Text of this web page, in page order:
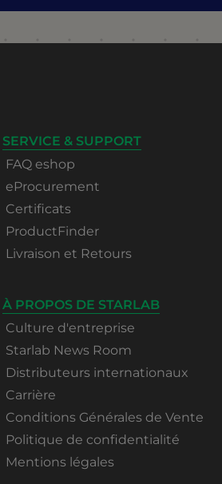
SERVICE & SUPPORT
FAQ eshop
eProcurement
Certificats
ProductFinder
Livraison et Retours
À PROPOS DE STARLAB
Culture d'entreprise
Starlab News Room
Distributeurs internationaux
Carrière
Conditions Générales de Vente
Politique de confidentialité
Mentions légales